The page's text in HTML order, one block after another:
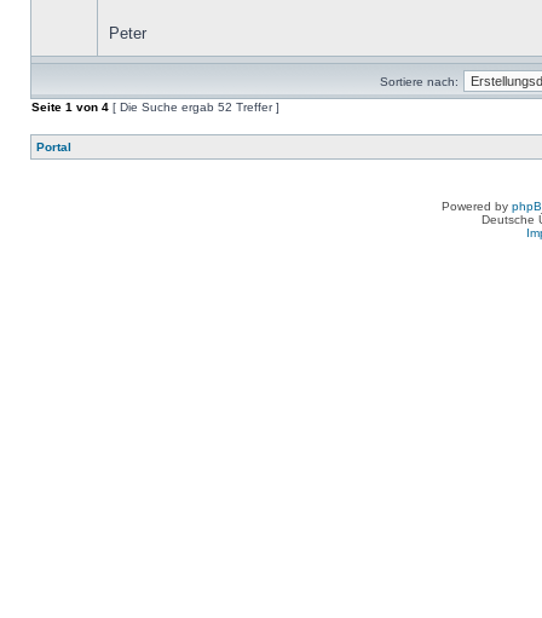
Peter
Sortiere nach:
Seite 1 von 4 [ Die Suche ergab 52 Treffer ]
Portal
Powered by
Deutsche